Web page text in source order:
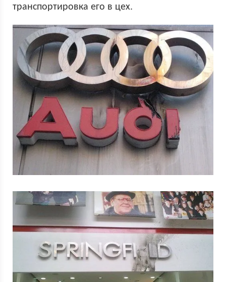
транспортировка его в цех.